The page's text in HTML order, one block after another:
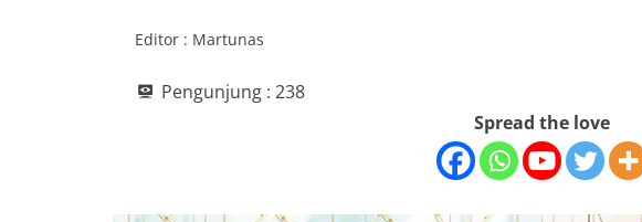
Editor : Martunas
Pengunjung : 238
Spread the love